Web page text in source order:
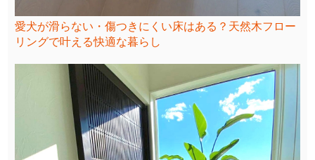
愛犬が滑らない・傷つきにくい床はある？天然木フロー
リングで叶える快適な暮らし